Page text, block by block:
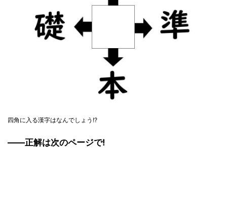
四角に入る漢字はなんでしょう!?
――正解は次のページで!